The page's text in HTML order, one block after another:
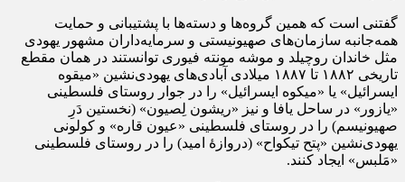
گفتنی است که همین گروه‌ها و دسته‌ها با پشتیبانی و حمایت
همه‌جانبه سازمان‌های صهیونیستی و سرمایه‌داران مشهور یهودی
مثل خاندان روچیلد و موشه مونته فیوری توانستند در همان مقطع
تاریخی ۱۸۸۲ تا ۱۸۸۷ میلادی آبادی‌های یهودی‌نشین «میقوه
ایسرائیل» یا «میکوه ایسرائیل» را در جوار روستای فلسطینی
«یازور» در ساحل یافا و نیز «ریشون لِصیون» (نخستین دَرِ
صهیونیسم) را در روستای فلسطینی «عیون قاره» و کولونی
یهودی‌نشین «پتح تیکواح» (دروازۀ امید) را در روستای فلسطینی
«مَلبس» ایجاد کنند.